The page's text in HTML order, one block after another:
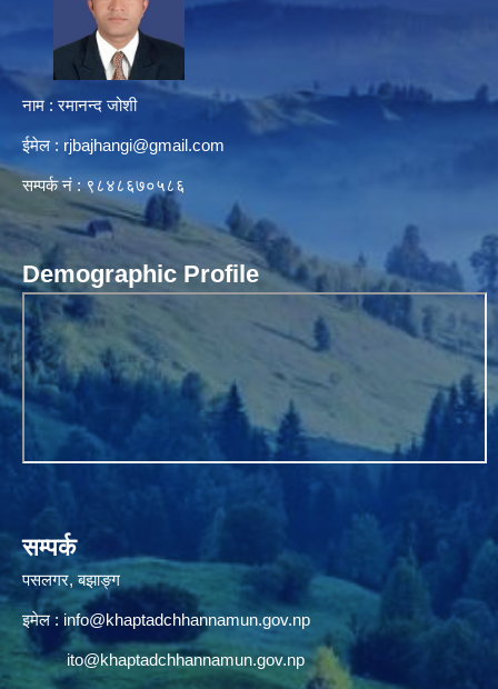
नाम : रमानन्द जोशी
ईमेल : rjbajhangi@gmail.com
सम्पर्क नं : ९८४८६७०५८६
Demographic Profile
सम्पर्क
पसलगर, बझाङ्ग
इमेल : info@khaptadchhannamun.gov.np
ito@khaptadchhannamun.gov.np